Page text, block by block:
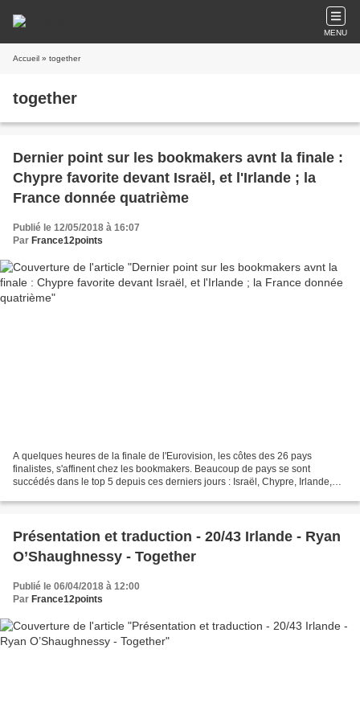
MENU
Accueil » together
together
Dernier point sur les bookmakers avnt la finale :
Chypre favorite devant Israël, et l'Irlande ; la
France donnée quatrième
Publié le 12/05/2018 à 16:07
Par France12points
A quelques heures de la finale de l'Eurovision, les côtes des 26 pays
finalistes, s'affinent chez les bookmakers. Beaucoup de pays se sont
succédés dans le top 5 depuis ces derniers jours : Israël, Chypre, Irlande,
Présentation et traduction - 20/43 Irlande - Ryan
O’Shaughnessy - Together
Publié le 06/04/2018 à 12:00
Par France12points